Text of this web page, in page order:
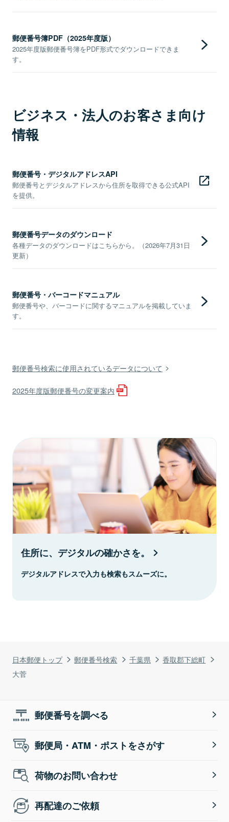
日本郵便トップ 郵便番号検索 千葉県
香取郡下総町
大菅
郵便番号簿PDF（2025年度版）
2025年度版郵便番号簿をPDF形式でダウンロードできま
す。
ビジネス・法人のお客さま向け
情報
郵便番号・デジタルアドレスAPI
郵便番号とデジタルアドレスから住所を取得できる公式API
を提供。
郵便番号データのダウンロード
各種データのダウンロードはこちらから。（2026年7月31日
更新）
郵便番号・バーコードマニュアル
郵便番号や、バーコードに関するマニュアルを掲載していま
す。
郵便番号検索に使用されているデータについて
2025年度版郵便番号の変更案内
住所に、デジタルの確かさを。
デジタルアドレスで入力も検索もスムーズに。
郵便番号を調べる
郵便局・ATM・ポストをさがす
荷物のお問い合わせ
再配達のご依頼